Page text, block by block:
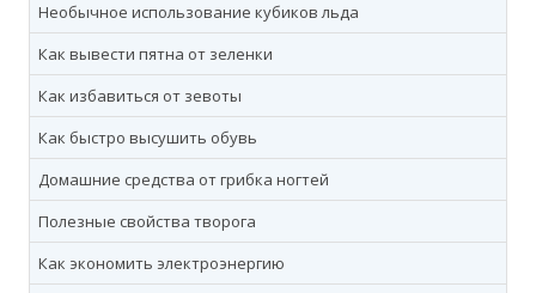
Необычное использование кубиков льда
Как вывести пятна от зеленки
Как избавиться от зевоты
Как быстро высушить обувь
Домашние средства от грибка ногтей
Полезные свойства творога
Как экономить электроэнергию